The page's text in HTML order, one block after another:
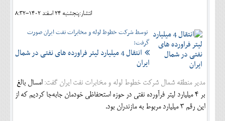
کلینیک
حقوقی
فرهنگی و هنری
انتشار:پنجشنبه 24 اسفند 1402-8:32
توسط شرکت خطوط لوله و مخابرات نفت ایران صورت
گرفت:
انتقال 4 میلیارد لیتر فراورده های نفتی در شمال
ایران
مدیر منطقه شمال شرکت خطوط لوله و مخابرات نفت ایران گفت: امسال بالغ
بر ۴ میلیارد لیتر فرآورده نفتی در حوزه استحفاظی خودمان جابه‌جا کردیم که از
این رقم ۳ میلیارد مربوط به مازندران بود.